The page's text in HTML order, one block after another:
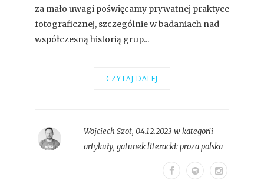
za mało uwagi poświęcamy prywatnej praktyce
fotograficznej, szczególnie w badaniach nad
współczesną historią grup...
CZYTAJ DALEJ
Wojciech Szot, 04.12.2023 w kategorii
artykuły, gatunek literacki:proza polska